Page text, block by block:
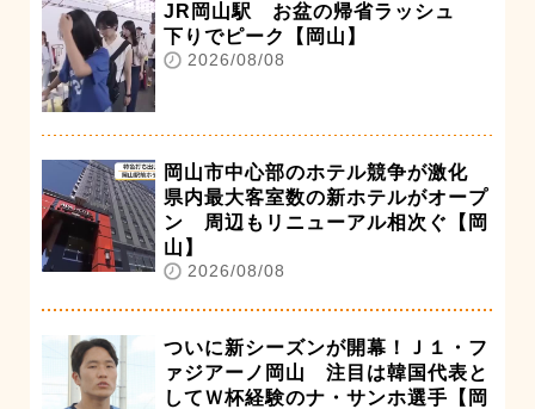
JR岡山駅 お盆の帰省ラッシュ
下りでピーク【岡山】
2026/08/08
岡山市中心部のホテル競争が激化
県内最大客室数の新ホテルがオープ
ン 周辺もリニューアル相次ぐ【岡
山】
2026/08/08
ついに新シーズンが開幕！Ｊ１・フ
ァジアーノ岡山 注目は韓国代表と
してＷ杯経験のナ・サンホ選手【岡